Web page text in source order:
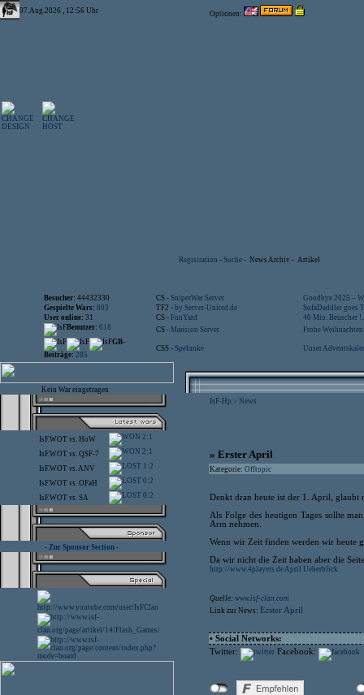
07.Aug.2026 , 12:56 Uhr Optionen:
Registration - Suche - News Archiv - Artikel
Besucher: 44432330 CS - SniperWar Server
Goodbye 2025 –
Gespielte Wars: 803 TF2 - by Server-United.de
SofaDaddler goes
User online: 31 CS - FunYard
40 Mio. Beuscher
Benutzer: 618 CS - Mansion Server
Frohe
GB-
Beiträge: 285
CSS - Spelunke Unser
Kein War eingetragen
IsF.WOT vs. HoW 2:1
IsF.WOT vs. QSF-7 2:1
IsF.WOT vs.ANV 1:2
IsF.WOT vs. OFaH 0:2
IsF.WOT vs. SA 0:2
- Zur Sponsor Section -
IsF-Hp > News
» Erster April
Kategorie: Offtopic
Denkt dran heute ist der 1. April, glaubt
Als Folge des heutigen Tages sollte
Arm nehmen.
Wenn wir Zeit finden werden wir heute
Da wir nicht die Zeit haben aber die
http://www.4players.de April Ueberblick
Quelle: www.isf-clan.com
Link zur News: Erster April
• Social Networks:
Twitter:
Facebook: